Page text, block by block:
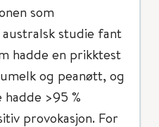
som
studie fant
hadde en prikktest
og peanøtt, og
>95 %
provokasjon. For